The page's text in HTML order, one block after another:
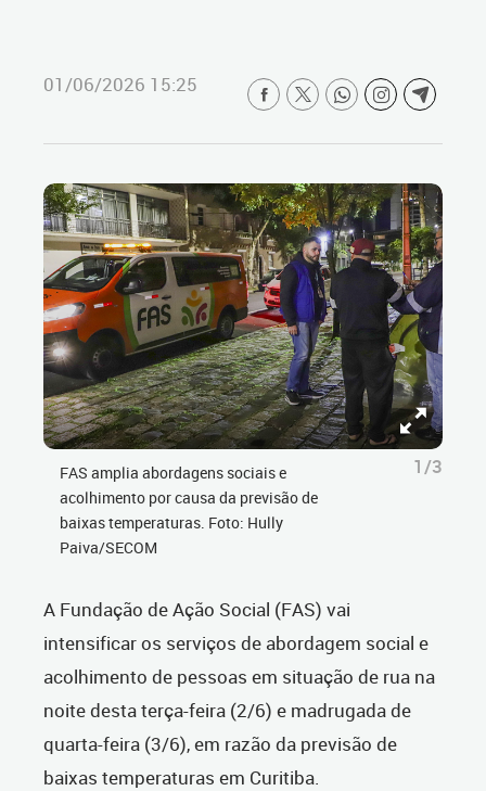
01/06/2026 15:25
FAS amplia abordagens sociais e
acolhimento por causa da previsão de
baixas temperaturas. Foto: Hully
Paiva/SECOM
1/3
A Fundação de Ação Social (FAS) vai
intensificar os serviços de abordagem social e
acolhimento de pessoas em situação de rua na
noite desta terça-feira (2/6) e madrugada de
quarta-feira (3/6), em razão da previsão de
baixas temperaturas em Curitiba.